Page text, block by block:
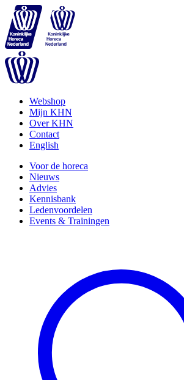
Webshop
Mijn KHN
Over KHN
Contact
English
Voor de horeca
Nieuws
Advies
Kennisbank
Ledenvoordelen
Events & Trainingen